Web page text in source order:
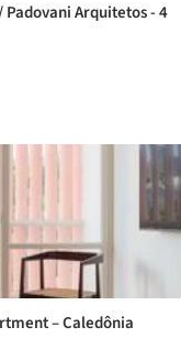
Padovani Arquitetos - 4
– Caledônia